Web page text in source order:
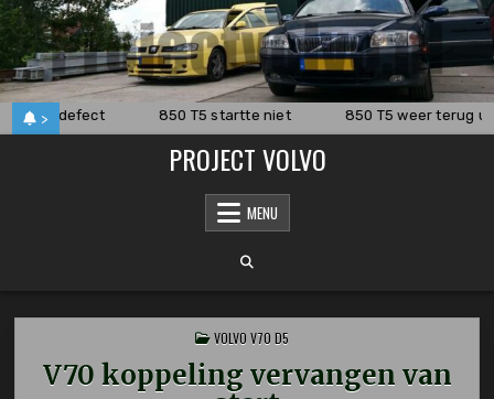
Skip
to
content
>defect 850 T5 startte niet 850 T5 weer terug uit
PROJECT VOLVO
MENU
POSTED
IN
VOLVO V70 D5
V70 koppeling vervangen van